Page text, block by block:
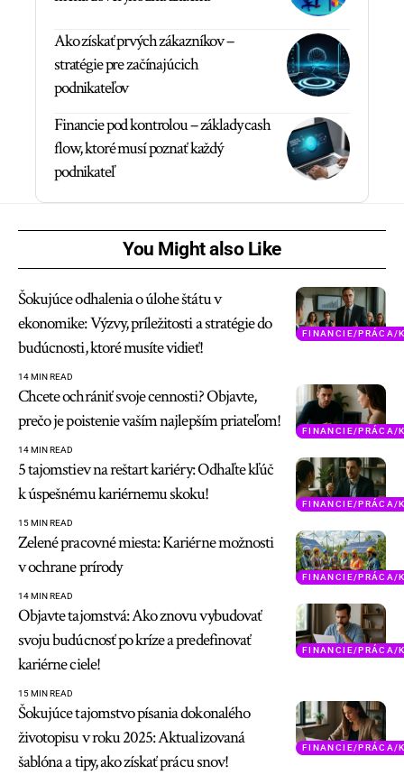
Ako získať prvých zákazníkov –
stratégie pre začínajúcich
podnikateľov
Financie pod kontrolou – základy cash
flow, ktoré musí poznať každý
podnikateľ
You Might also Like
FINANCIE/PRÁCA/
Šokujúce odhalenia o úlohe štátu v
ekonomike: Výzvy, príležitosti a stratégie do
budúcnosti, ktoré musíte vidieť!
14 MIN READ
FINANCIE/PRÁCA/
Chcete ochrániť svoje cennosti? Objavte,
prečo je poistenie vaším najlepším priateľom!
14 MIN READ
FINANCIE/PRÁCA/
5 tajomstiev na reštart kariéry: Odhaľte kľúč
k úspešnému kariérnemu skoku!
15 MIN READ
FINANCIE/PRÁCA/
Zelené pracovné miesta: Kariérne možnosti
v ochrane prírody
14 MIN READ
FINANCIE/PRÁCA/
Objavte tajomstvá: Ako znovu vybudovať
svoju budúcnosť po kríze a predefinovať
kariérne ciele!
15 MIN READ
FINANCIE/PRÁCA/
Šokujúce tajomstvo písania dokonalého
životopisu v roku 2025: Aktualizovaná
šablóna a tipy, ako získať prácu snov!